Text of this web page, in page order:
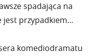
spadająca na
jest przypadkiem...
komediodramatu